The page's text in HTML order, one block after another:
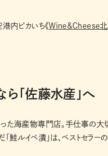
内ピカいち《Wine&Cheese
「佐藤水産」へ
た海産物専門店。手仕事の大
鮭ルイベ漬」は、ベストセラ